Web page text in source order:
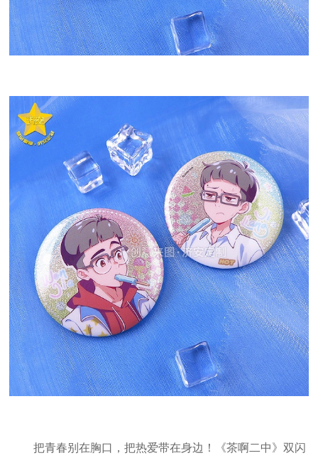
把青春别在胸口，把热爱带在身边！《茶啊二中》双闪